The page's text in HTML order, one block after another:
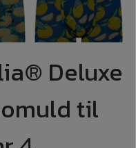
Deluxe
til